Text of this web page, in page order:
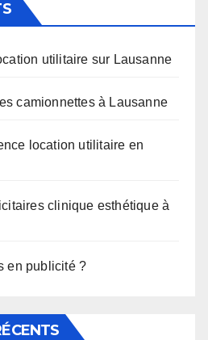
utilitaire sur Lausanne
camionnettes à Lausanne
location utilitaire en
clinique esthétique à
en publicité ?